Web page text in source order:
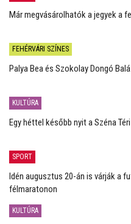
Már megvásárolhatók a jegyek a
FEHÉRVÁRI SZÍNES
Palya Bea és Szokolay Dongó
KULTÚRA
Egy héttel később nyit a Széna
SPORT
Idén augusztus 20-án is várják a
félmaratonon
KULTÚRA